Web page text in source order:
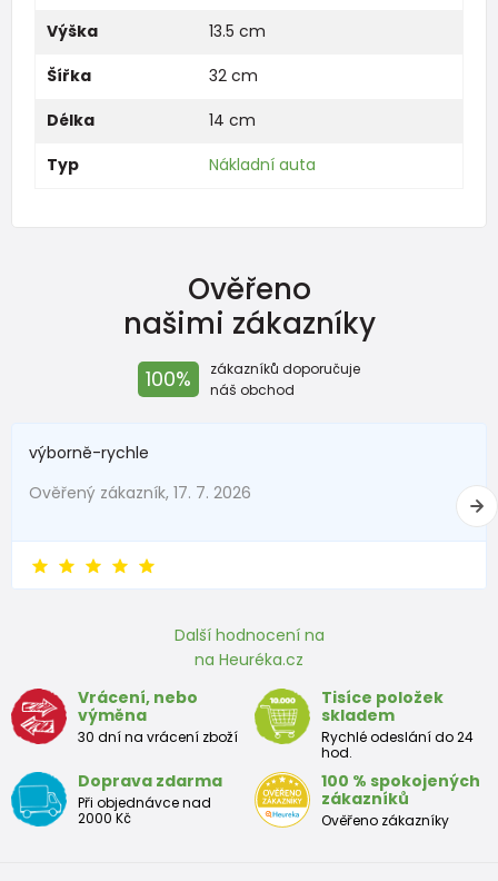
Výška
13.5 cm
Šířka
32 cm
Délka
14 cm
Typ
Nákladní auta
Ověřeno
našimi zákazníky
100%
zákazníků doporučuje
náš obchod
výborně-rychle
Ověřený zákazník, 17. 7. 2026
Další hodnocení na
na Heuréka.cz
Vrácení, nebo
výměna
30 dní na vrácení zboží
Tisíce položek
skladem
Rychlé odeslání do 24
hod.
Doprava zdarma
Při objednávce nad
2000 Kč
100 % spokojených
zákazníků
Ověřeno zákazníky